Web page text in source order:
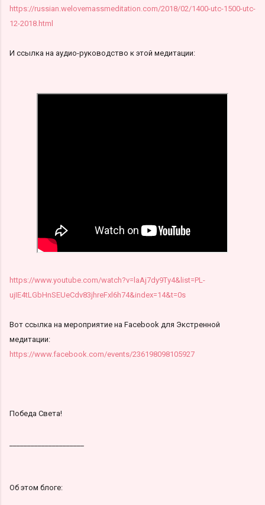
https://russian.welovemassmeditation.com/2018/02/1400-utc-1500-utc-
12-2018.html
И ссылка на аудио-руководство к этой медитации:
https://www.youtube.com/watch?v=laAj7dy9Ty4&list=PL-
ujIE4tLGbHnSEUeCdv83jhreFxl6h74&index=14&t=0s
Вот ссылка на мероприятие на Facebook для Экстренной
медитации:
https://www.facebook.com/events/236198098105927
Победа Света!
Об этом блоге: